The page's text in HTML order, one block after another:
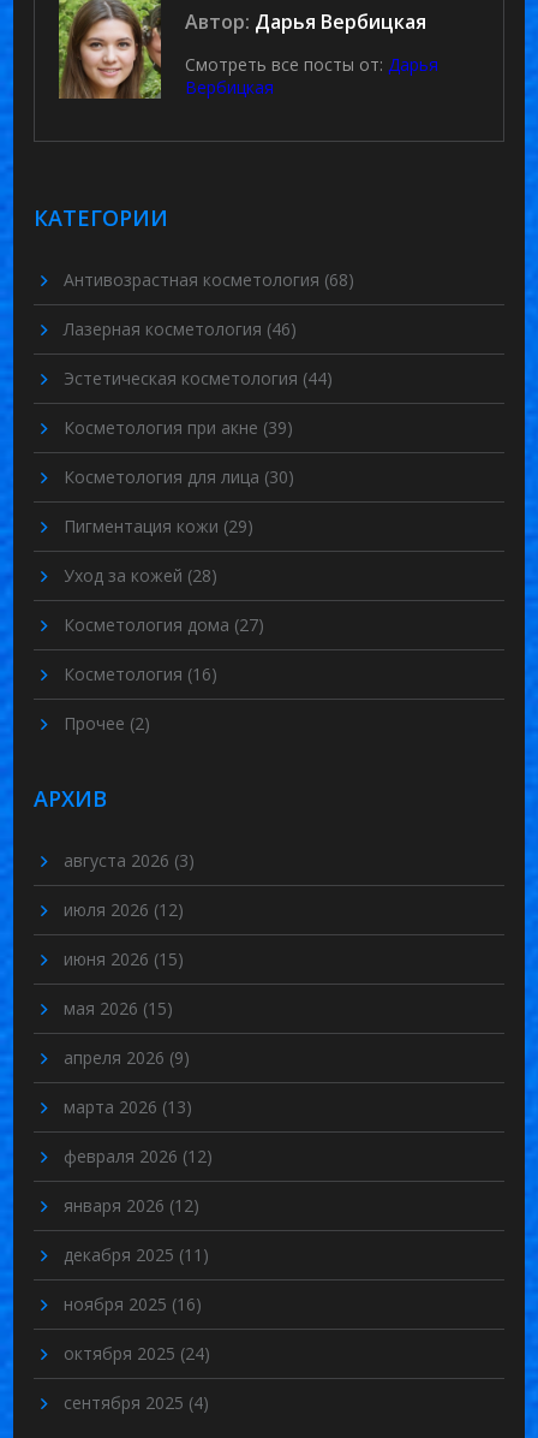
Автор: Дарья Вербицкая
Смотреть все посты от: Дарья
Вербицкая
КАТЕГОРИИ
Антивозрастная косметология (68)
Лазерная косметология (46)
Эстетическая косметология (44)
Косметология при акне (39)
Косметология для лица (30)
Пигментация кожи (29)
Уход за кожей (28)
Косметология дома (27)
Косметология (16)
Прочее (2)
АРХИВ
августа 2026 (3)
июля 2026 (12)
июня 2026 (15)
мая 2026 (15)
апреля 2026 (9)
марта 2026 (13)
февраля 2026 (12)
января 2026 (12)
декабря 2025 (11)
ноября 2025 (16)
октября 2025 (24)
сентября 2025 (4)